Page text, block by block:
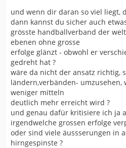
und wenn dir daran so viel liegt,
dann kannst du sicher auch
grösste handballverband der
ebenen ohne grosse
erfolge glänzt - obwohl er
gedreht hat ?
wäre da nicht der ansatz richtig,
ländern,verbänden-
weniger mitteln
deutlich mehr erreicht wird ?
und genau dafür kritisiere ich ja
irgendwelche grossen erfolge
oder sind viele äussserungen in
hirngespinste ?